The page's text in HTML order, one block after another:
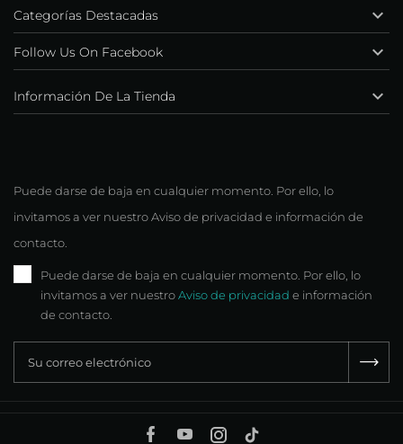
Información De La Tienda 
Puede darse de baja en cualquier momento. Por ello, lo
invitamos a ver nuestro Aviso de privacidad e información de
contacto.
Puede darse de baja en cualquier momento. Por ello, lo
invitamos a ver nuestroAviso de privacidad e información
de contacto.
Categorías Destacadas 
Follow Us On Facebook 